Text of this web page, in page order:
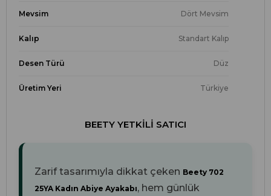
Mevsim Dört Mevsim
Kalıp Standart Kalıp
Desen Türü Düz
Üretim Yeri Türkiye
BEETY YETKILI SATICI
Zarif tasarımıyla dikkat çeken Beety 702
25YA Kadın Abiye Ayakabı, hem günlük